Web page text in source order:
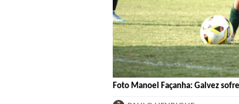
Foto Manoel Façanha: Galvez